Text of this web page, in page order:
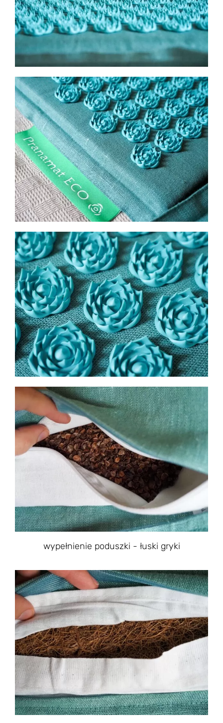
wypełnienie poduszki - łuski gryki